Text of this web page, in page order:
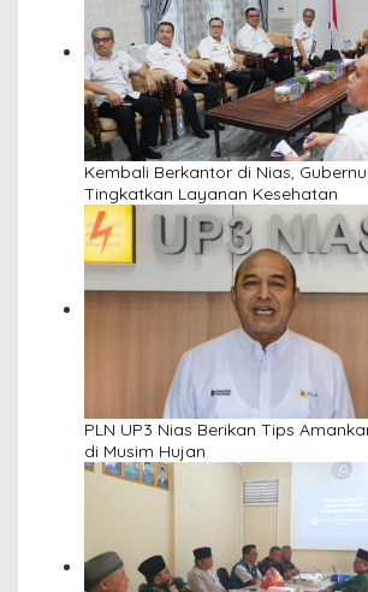
Kembali Berkantor di Nias,
Tingkatkan Layanan Kesehatan
PLN UP3 Nias Berikan Tips
di Musim Hujan